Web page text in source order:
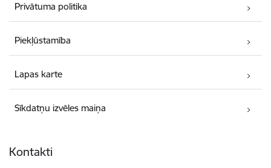
Privātuma politika
Piekļūstamība
Lapas karte
Sīkdatņu izvēles maiņa
Kontakti